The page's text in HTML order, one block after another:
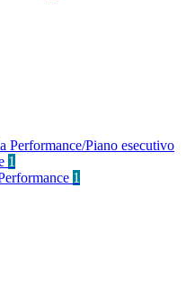
Performance/Piano esecutivo
1
1